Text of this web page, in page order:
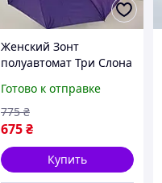
Женский Зонт
полуавтомат Три Слона
карбоновых спиц
Сиреневый
Готово к отправке
675₴
775 ₴
Купить